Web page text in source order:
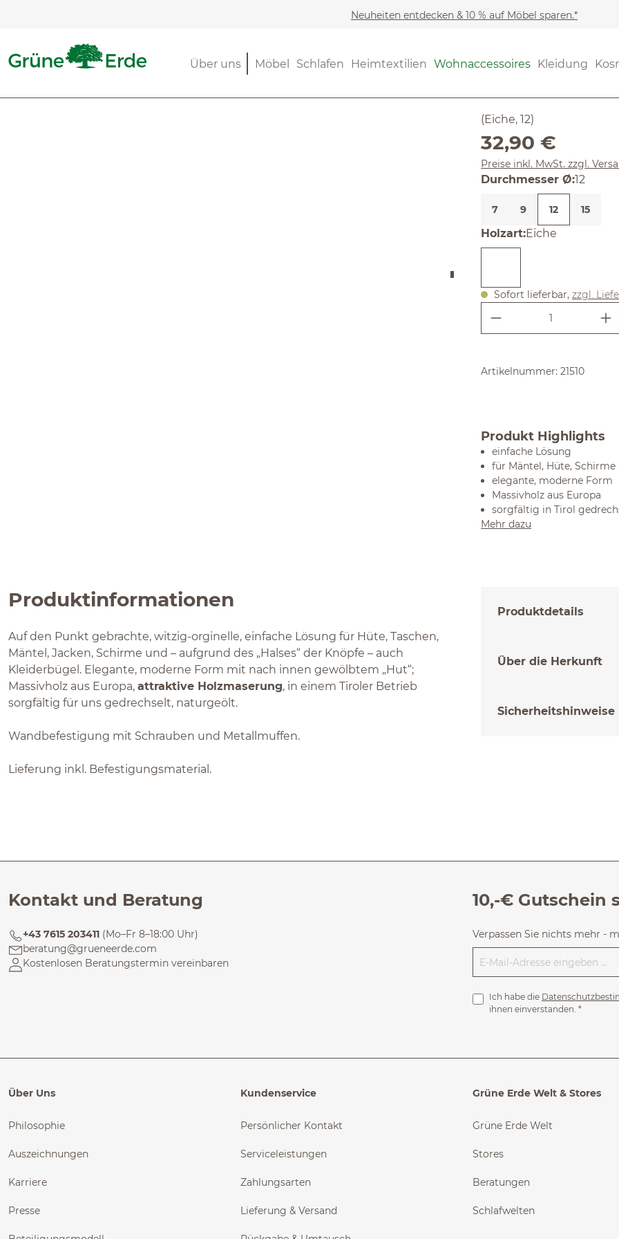
Neuheiten entdecken & 10 % auf Möbel sparen.*
Möbel Schlafen Heimtextilien Wohnaccessoires Kleidung
Über uns (4.82) 22
(Eiche, 12)
Regulärer Preis:
32,90 €
Preise inkl. MwSt. zzgl.
Durchmesser Ø:12
7 9 12 15
Holzartauswählen
:Eiche
Sofort lieferbar, zzgl.
Produkt
Artikelnummer: 21510
Produkt Highlights
einfache Lösung
für Mäntel, Hüte, Schirme
elegante, moderne Form
Massivholz aus Europa
sorgfältig in Tirol
Mehr dazu
Produktinformationen
Auf den Punkt gebrachte, witzig-orginelle, einfache Lösung für Hüte, Taschen,
Mäntel, Jacken, Schirme und – aufgrund des „Halses“ der Knöpfe – auch
Kleiderbügel. Elegante, moderne Form mit nach innen gewölbtem „Hut“;
Massivholz aus Europa, attraktive Holzmaserung, in einem Tiroler Betrieb
sorgfältig für uns gedrechselt, naturgeölt.
Wandbefestigung mit Schrauben und Metallmuffen.
Lieferung inkl. Befestigungsmaterial.
Produktdetails
Über die Herkunft
Sicherheitshinweise
Kontakt und Beratung
+43 7615 203411 (Mo–Fr 8–18:00 Uhr)
beratung@grueneerde.com
Kostenlosen Beratungstermin vereinbaren
10,-€ Gutschein
Verpassen Sie nichts mehr -
Ich habe die
ihnen einverstanden. *
Über Uns
Philosophie
Auszeichnungen
Karriere
Presse
Kundenservice
Persönlicher Kontakt
Serviceleistungen
Zahlungsarten
Lieferung & Versand
Grüne Erde Welt & Stores
Grüne Erde Welt
Stores
Beratungen
Schlafwelten